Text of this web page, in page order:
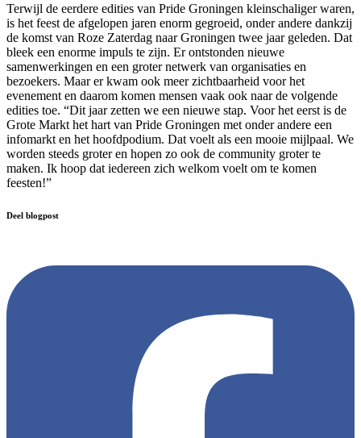
Terwijl de eerdere edities van Pride Groningen kleinschaliger waren,
is het feest de afgelopen jaren enorm gegroeid, onder andere dankzij
de komst van Roze Zaterdag naar Groningen twee jaar geleden. Dat
bleek een enorme impuls te zijn. Er ontstonden nieuwe
samenwerkingen en een groter netwerk van organisaties en
bezoekers. Maar er kwam ook meer zichtbaarheid voor het
evenement en daarom komen mensen vaak ook naar de volgende
edities toe. “Dit jaar zetten we een nieuwe stap. Voor het eerst is de
Grote Markt het hart van Pride Groningen met onder andere een
infomarkt en het hoofdpodium. Dat voelt als een mooie mijlpaal. We
worden steeds groter en hopen zo ook de community groter te
maken. Ik hoop dat iedereen zich welkom voelt om te komen
feesten!”
Deel blogpost